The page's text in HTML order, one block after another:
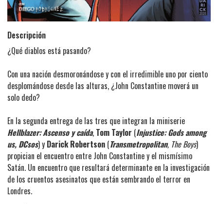
Descripción
¿Qué diablos está pasando?
Con una nación desmoronándose y con el irredimible uno por ciento
desplomándose desde las alturas, ¿John Constantine moverá un
solo dedo?
En la segunda entrega de las tres que integran la miniserie
Hellblazer: Ascenso y caída, Tom Taylor (Injustice: Gods among
us, DCsos) y Darick Robertson (Transmetropolitan, The Boys)
propician el encuentro entre John Constantine y el mismísimo
Satán. Un encuentro que resultará determinante en la investigación
de los cruentos asesinatos que están sembrando el terror en
Londres.